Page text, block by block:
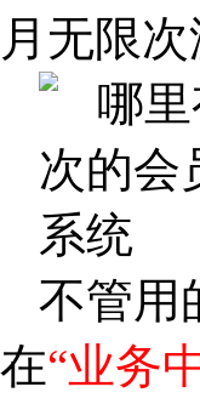
月无限
不管用
在“业务